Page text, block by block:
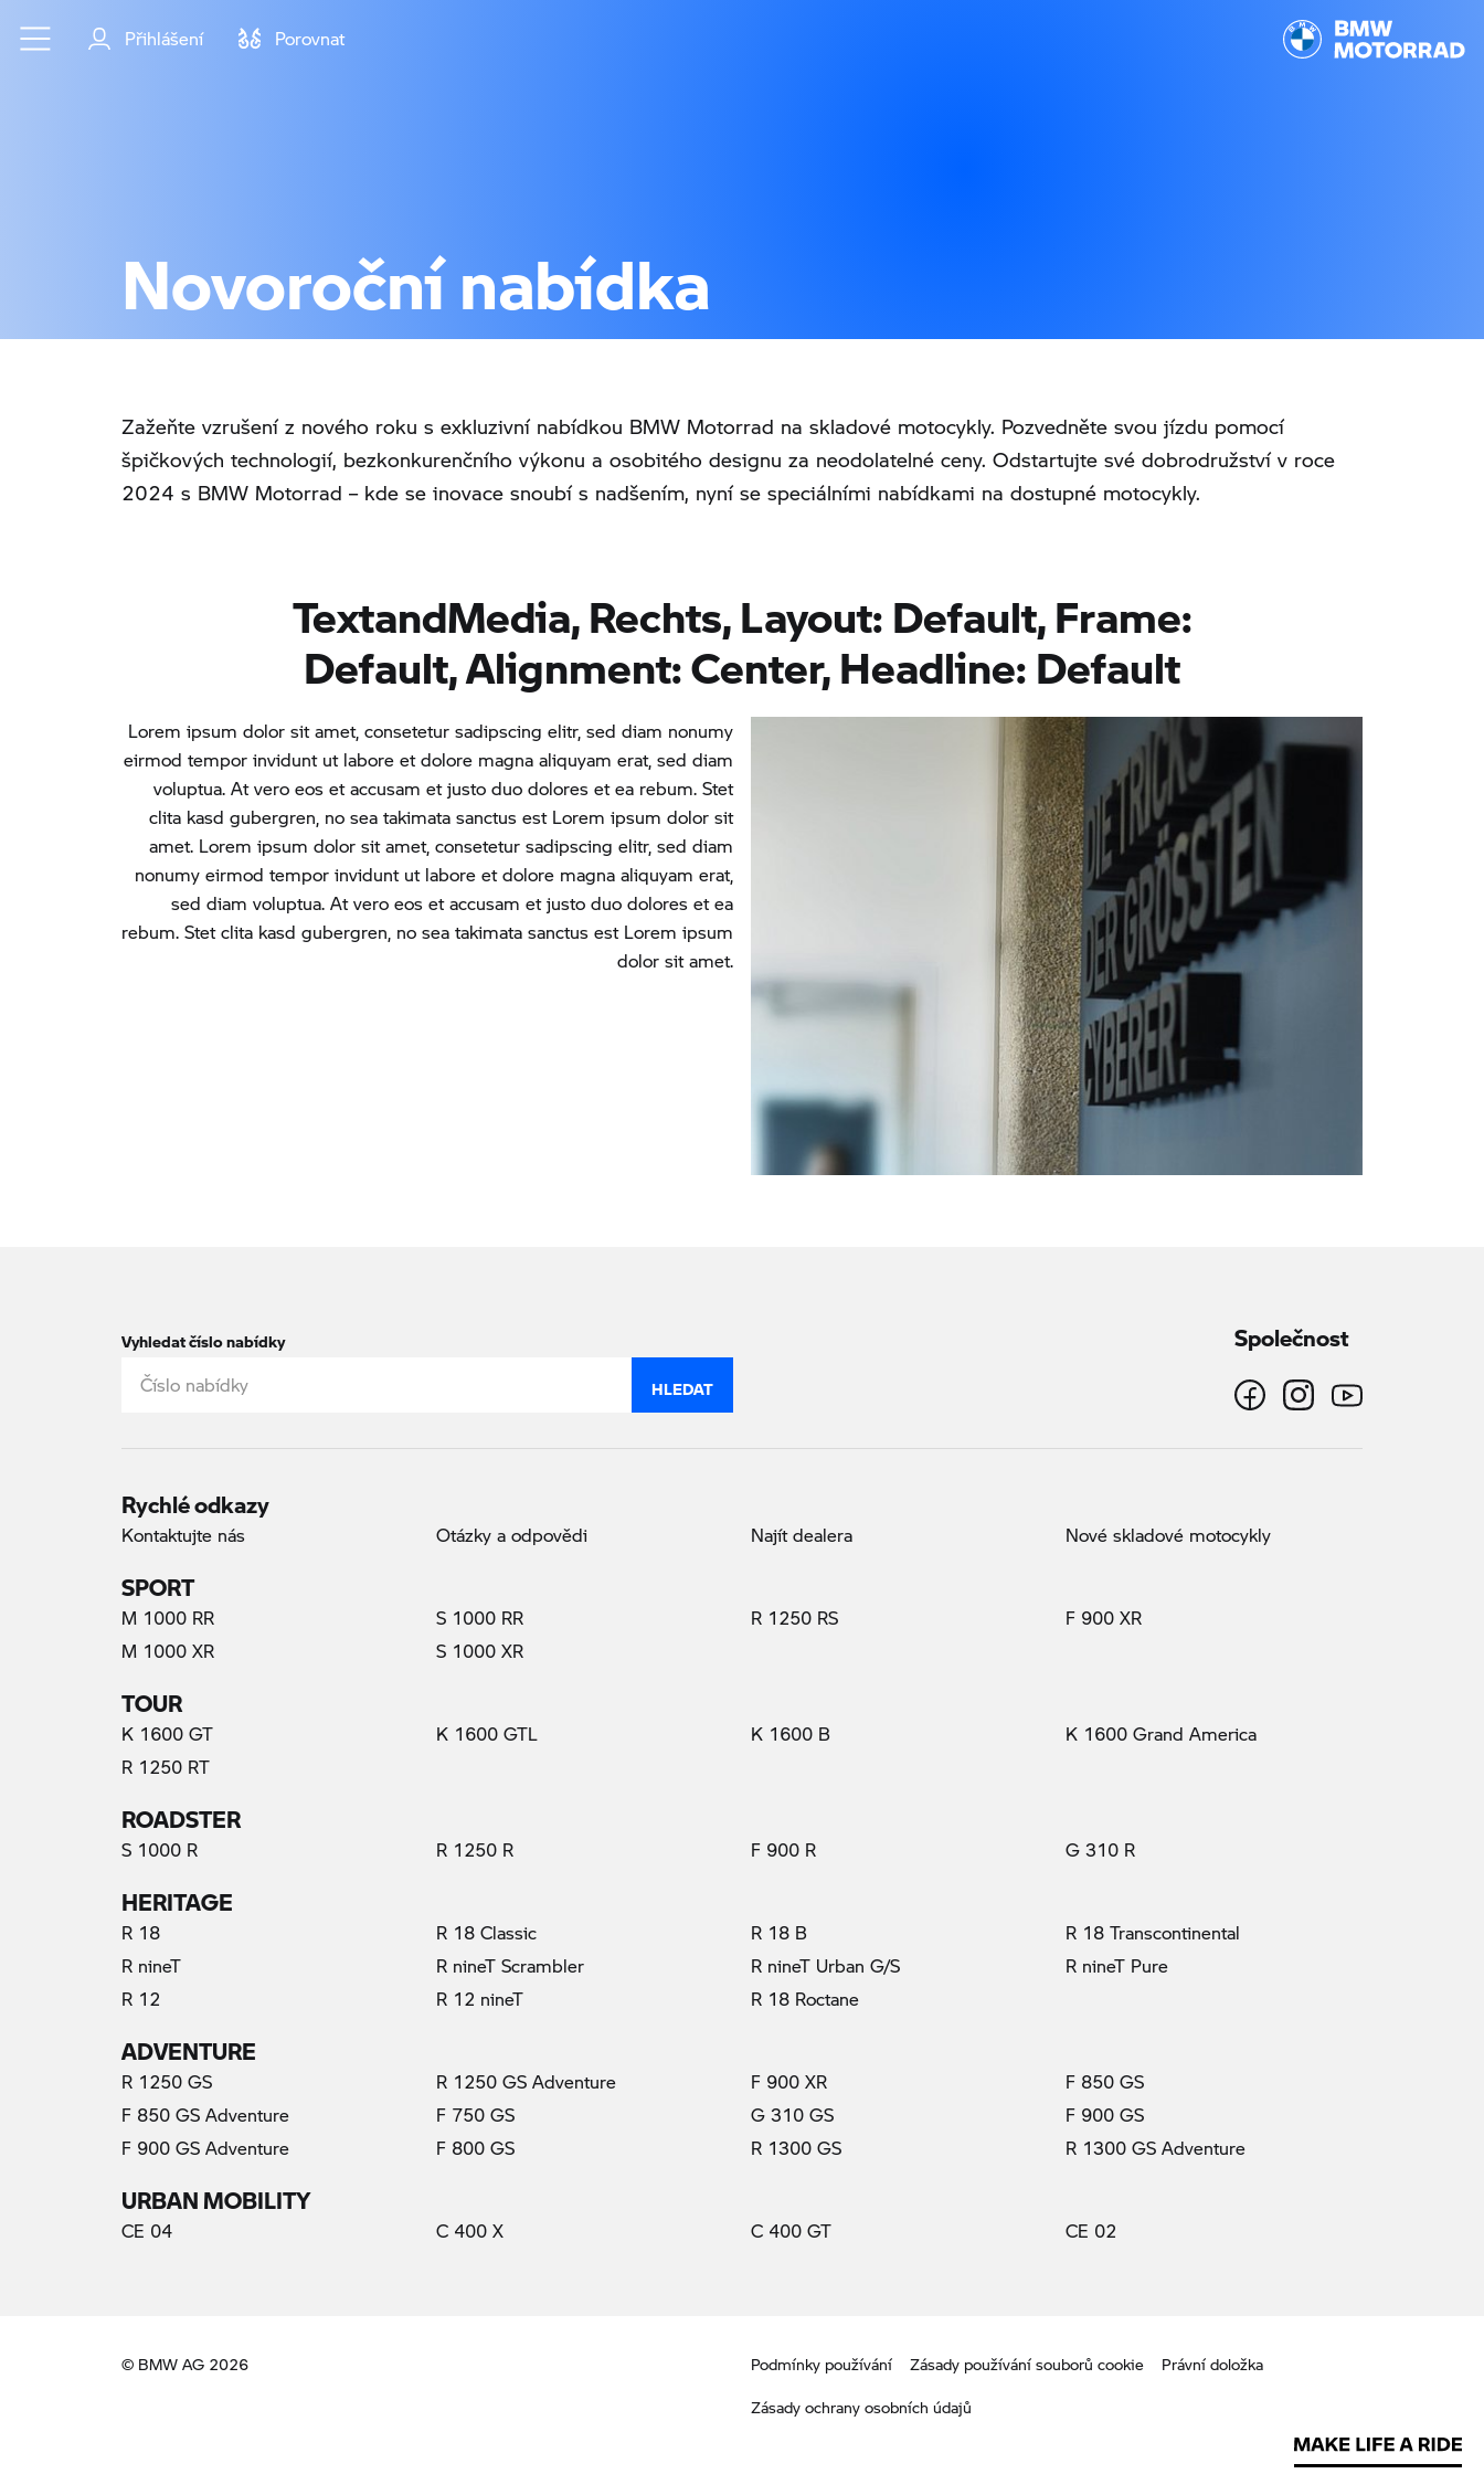
Přejít na hlavní obsah
Přihlášení Porovnat
Novoroční nabídka
Zažeňte vzrušení z nového roku s exkluzivní nabídkou BMW Motorrad na skladové motocykly. Pozvedněte svou jízdu pomocí
špičkových technologií, bezkonkurenčního výkonu a osobitého designu za neodolatelné ceny. Odstartujte své dobrodružství v roce
2024 s BMW Motorrad – kde se inovace snoubí s nadšením, nyní se speciálními nabídkami na dostupné motocykly.
TextandMedia, Rechts, Layout: Default, Frame:
Default, Alignment: Center, Headline: Default
Lorem ipsum dolor sit amet, consetetur sadipscing elitr, sed diam nonumy
eirmod tempor invidunt ut labore et dolore magna aliquyam erat, sed diam
voluptua. At vero eos et accusam et justo duo dolores et ea rebum. Stet
clita kasd gubergren, no sea takimata sanctus est Lorem ipsum dolor sit
amet. Lorem ipsum dolor sit amet, consetetur sadipscing elitr, sed diam
nonumy eirmod tempor invidunt ut labore et dolore magna aliquyam erat,
sed diam voluptua. At vero eos et accusam et justo duo dolores et ea
rebum. Stet clita kasd gubergren, no sea takimata sanctus est Lorem ipsum
dolor sit amet.
Vyhledat číslo nabídky
HLEDAT
Společnost
Rychlé odkazy
Kontaktujte nás Otázky a odpovědi Najít dealera Nové skladové motocykly
SPORT
M 1000 RR S 1000 RR R 1250 RS
F 900 XR
M 1000 XR
S 1000 XR
TOUR
K 1600 GT K 1600 GTL K 1600 B
K 1600 Grand America
R 1250 RT
ROADSTER
S 1000 R R 1250 R F 900 R G 310 R
HERITAGE
R 18 R 18 Classic R 18 B
R 18 Transcontinental
R nineT
R nineT Scrambler R nineT Urban G/S
R nineT Pure
R 12
R 12 nineT R 18 Roctane
ADVENTURE
R 1250 GS R 1250 GS Adventure F 900 XR
F 850 GS
F 850 GS Adventure
F 750 GS G 310 GS
F 900 GS
F 900 GS Adventure
F 800 GS R 1300 GS R 1300 GS Adventure
URBAN MOBILITY
CE 04 C 400 X C 400 GT CE 02
Podmínky používání Zásady používání souborů cookie
Právní doložka
Zásady ochrany osobních údajů
© BMW AG 2026